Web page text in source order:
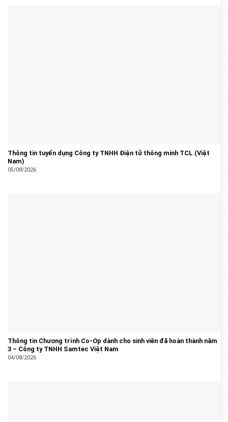
Thông tin tuyển dụng Công ty TNHH Điện tử thông minh TCL (Việt
Nam)
05/08/2026
Thông tin Chương trình Co-Op dành cho sinh viên đã hoàn thành năm
3 – Công ty TNHH Samtec Việt Nam
04/08/2026